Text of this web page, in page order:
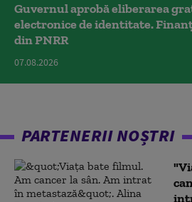
Guvernul aprobă eliberarea
electronice de identitate.
din PNRR
07.08.2026
PARTENERII NOȘTRI